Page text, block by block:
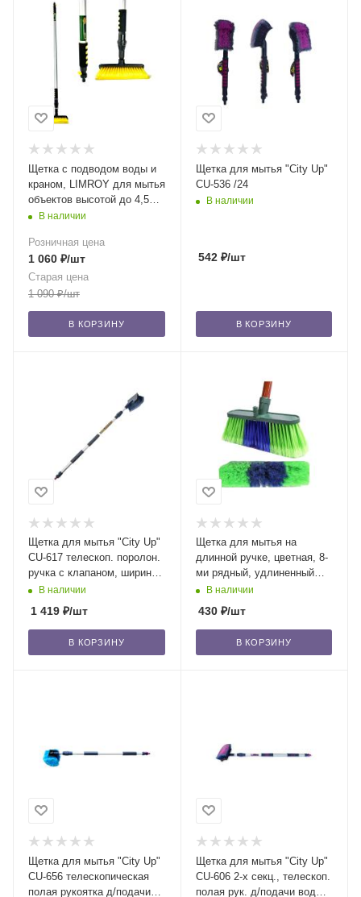
Щетка с подводом воды и
краном, LIMROY для мытья
объектов высотой до 4,5
м., телескоп. 145-275 см,
В наличии
Розничная цена
1 060 ₽/шт
Старая цена
1 090₽/шт
В КОРЗИНУ
Щетка для мытья "City Up"
CU-536 /24
В наличии
542₽/шт
В КОРЗИНУ
Щетка для мытья "City Up"
CU-617 телескоп. поролон.
ручка с клапаном, ширина
щетки 26 см /24
В наличии
1 419 ₽/шт
В КОРЗИНУ
Щетка для мытья на
длинной ручке, цветная, 8-
ми рядный, удлиненный
ворс, 8х20 см /40
В наличии
430₽/шт
В КОРЗИНУ
Щетка для мытья "City Up"
CU-656 телескопическая
полая рукоятка д/подачи
Щетка для мытья "City Up"
CU-606 2-х секц., телескоп.
полая рук. д/подачи воды,